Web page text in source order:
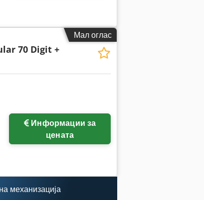
Мал оглас
70 Digit +
цената
механизација